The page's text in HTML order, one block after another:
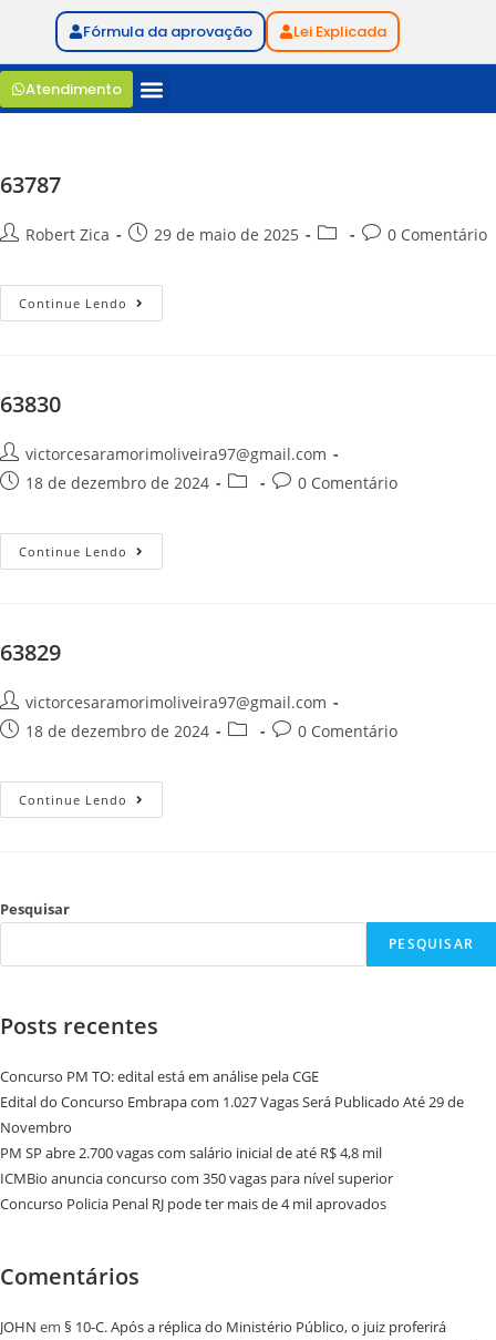
Fórmula da aprovação Lei Explicada
Atendimento
63787
Robert Zica 29 de maio de 2025 0 Comentário
Continue Lendo
63830
victorcesaramorimoliveira97@gmail.com
18 de dezembro de 2024
0 Comentário
Continue Lendo
63829
victorcesaramorimoliveira97@gmail.com
18 de dezembro de 2024
0 Comentário
Continue Lendo
Pesquisar
PESQUISAR
Posts recentes
Concurso PM TO: edital está em análise pela CGE
Edital do Concurso Embrapa com 1.027 Vagas Será Publicado Até 29 de
Novembro
PM SP abre 2.700 vagas com salário inicial de até R$ 4,8 mil
ICMBio anuncia concurso com 350 vagas para nível superior
Concurso Policia Penal RJ pode ter mais de 4 mil aprovados
Comentários
JOHN em § 10-C. Após a réplica do Ministério Público, o juiz proferirá